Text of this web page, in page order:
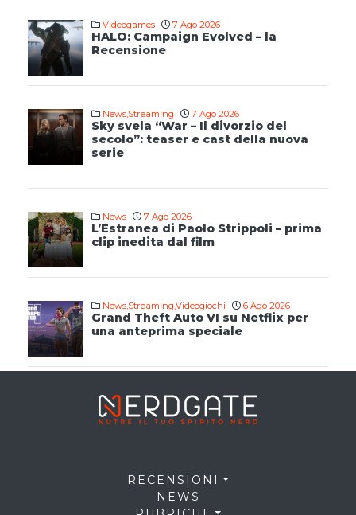
Videogames 7 Ago 2026
HALO: Campaign Evolved – la
Recensione
News Streaming 7 Ago 2026
Sky svela “War – Il divorzio del
secolo”: teaser e cast della nuova
serie
News 7 Ago 2026
L’Estranea di Paolo Strippoli – prima
clip inedita dal film
News Streaming Videogiochi 6 Ago 2026
Grand Theft Auto VI su Netflix per
una anteprima speciale
RECENSIONI
NEWS